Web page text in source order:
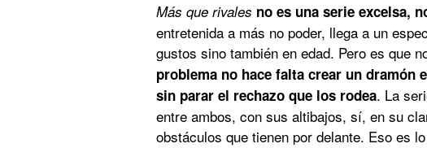
Más que rivales no es una serie excelsa,
entretenida a más no poder, llega a un
gustos sino también en edad. Pero es que
problema no hace falta crear un dramón
sin parar el rechazo que los rodea. La
entre ambos, con sus altibajos, sí, en su
obstáculos que tienen por delante. Eso es